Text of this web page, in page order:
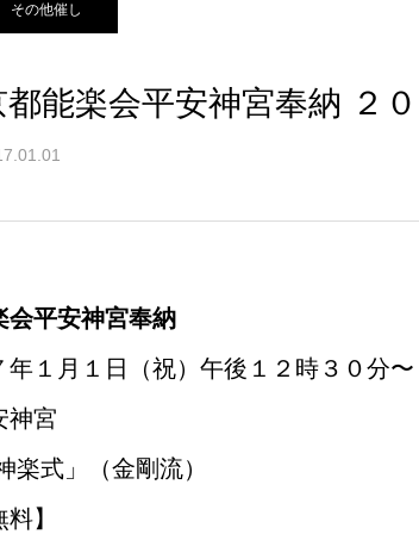
その他催し
都能楽会平安神宮奉納 ２
会平安神宮奉納
年１月１日（祝）午後１２時３０分〜
宮
楽式」（金剛流）
料】